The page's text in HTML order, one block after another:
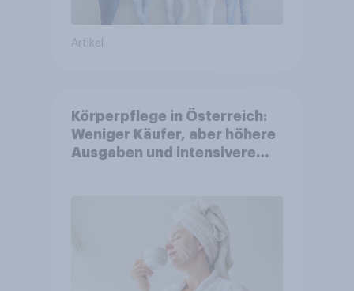
Artikel
Körperpflege in Österreich:
Weniger Käufer, aber höhere
Ausgaben und intensivere